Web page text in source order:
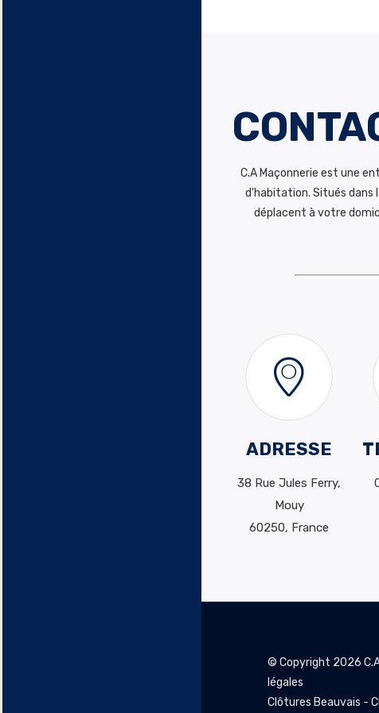
C.A Maçonnerie est une
d'habitation. Situés dans
déplacent à votre
ADRESSE
38 Rue Jules Ferry,
Mouy
60250, France
© Copyright 2026
légales
Clôtures Beauvais -